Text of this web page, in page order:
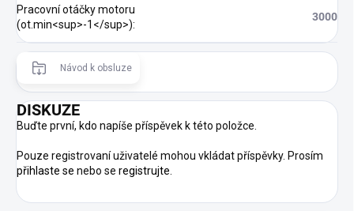
Pracovní otáčky motoru
(ot.min<sup>-1</sup>):
3000
Návod k obsluze
DISKUZE
Buďte první, kdo napíše příspěvek k této položce.
Pouze registrovaní uživatelé mohou vkládat příspěvky. Prosím
přihlaste se nebo se registrujte.